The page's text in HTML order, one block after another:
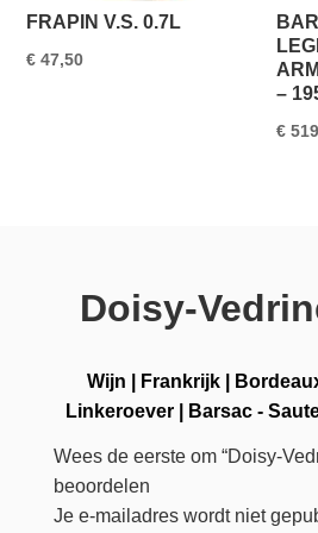
FRAPIN V.S. 0.7L
€ 47,50
–
€
Doisy-
Wijn Frankrijk
Linkeroever| Barsac -
Wees de eerste om “Doisy-
beoordelen
Je e-mailadres wordt niet